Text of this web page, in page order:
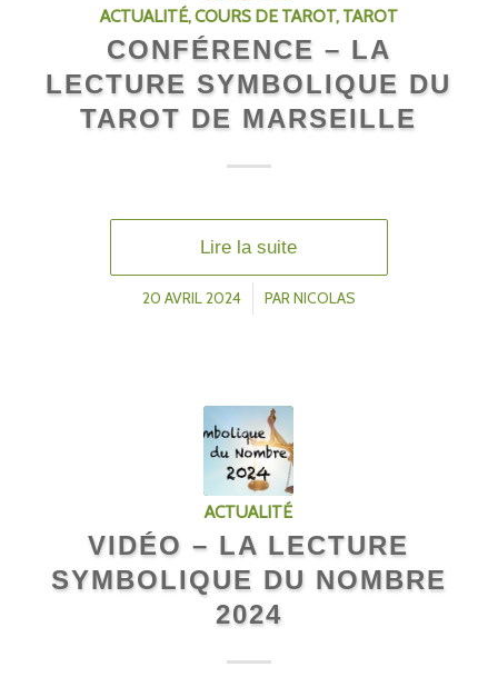
ACTUALITÉ,COURS DE TAROT, TAROT
CONFÉRENCE – LA
LECTURE SYMBOLIQUE DU
TAROT DE MARSEILLE
Lire la suite
20 AVRIL 2024
/ PAR NICOLAS
ACTUALITÉ
VIDÉO – LA LECTURE
SYMBOLIQUE DU NOMBRE
2024